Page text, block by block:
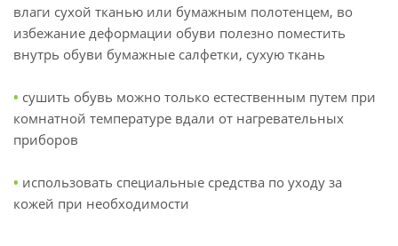
влаги сухой тканью или бумажным полотенцем, во
избежание деформации обуви полезно поместить
внутрь обуви бумажные салфетки, сухую ткань
• сушить обувь можно только естественным путем при
комнатной температуре вдали от нагревательных
приборов
• использовать специальные средства по уходу за
кожей при необходимости